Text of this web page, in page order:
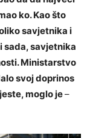
ko. Kao što
savjetnika i
sada, savjetnika
Ministarstvo
svoj doprinos
moglo je–